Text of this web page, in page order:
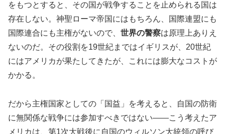
をもつとすると、その国が戦争することを止められる国は
存在しない。神聖ローマ帝国にはもちろん、国際連盟にも
国際連合にも主権がないので、 世界の警察は原理上ありえ
ないのだ。その役割を19世紀まではイギリスが、20世紀
にはアメリカが果たしてきたが、これには膨大なコストが
かかる。
だから主権国家としての「国益」を考えると、自国の防衛
に無関係な戦争には参加すべきではない――こう考えたア
メリカは、第1次大戦後に自国のウィルソン大統領の呼び